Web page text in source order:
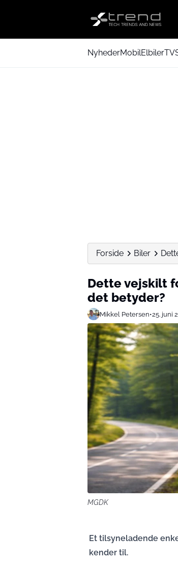
NyhederMobilElbilerTV
Forside Biler
Dette vejskilt
det betyder?
Mikkel Petersen•25. juni
MGDK
Et tilsyneladende
kender til.